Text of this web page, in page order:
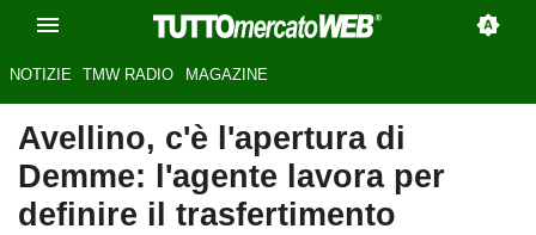
NOTIZIE TMW RADIO MAGAZINE
Avellino, c'è l'apertura di
Demme: l'agente lavora per
definire il trasfertimento